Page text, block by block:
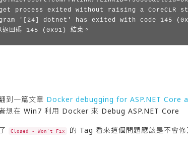
process exited without raising a CoreCLR
'[24] dotnet' has exited with code 145
回碼 145 (0x91) 結束。
到一篇文章 Docker debugging for ASP.NET
想在 Win7 利用 Docker 來 Debug ASP.NET Core
Closed - Won't Fix 的 Tag 看來這個問題應該是不會修